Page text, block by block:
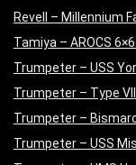
Revell – Millennium
Tamiya – AROCS
Trumpeter – USS
Trumpeter – Type
Trumpeter –
Trumpeter – USS